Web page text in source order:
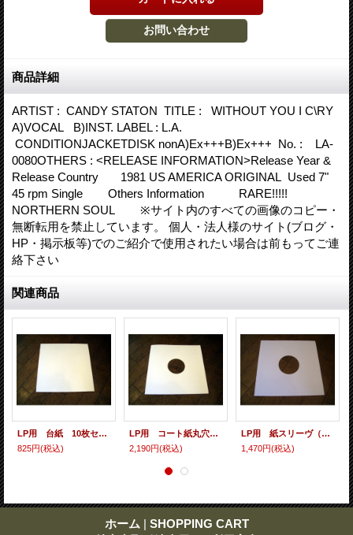
商品詳細
ARTIST : CANDY STATON TITLE : WITHOUT YOU I C\RY
A)VOCAL B)INST. LABEL : L.A.
CONDITIONJACKETDISK nonA)Ex+++B)Ex+++ No. : LA-
0080OTHERS : <RELEASE INFORMATION>Release Year &
Release Country 1981 US AMERICA ORIGINAL Used 7"
45 rpm Single Others Information RARE!!!!!
NORTHERN SOUL ※サイト内のすべての画像のコピー・
無断転用を禁止しています。 個人・法人様のサイト(ブログ・
HP・掲示板等)でのご紹介で使用されたい場合は前もってご連
絡下さい
関連商品
LP用 台紙 10枚セット
825円(税込)
LP用 コート紙丸穴ジャケ 10枚セット
2,190円(税込)
LP用 紙スリーヴ（レギュラー 四角の角） 10枚セット
1,470円(税込)
ホーム | SHOPPING CART